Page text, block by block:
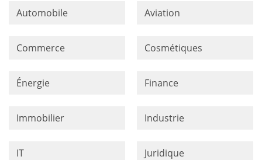
Automobile Aviation
Commerce Cosmétiques
Énergie Finance
Immobilier Industrie
IT Juridique